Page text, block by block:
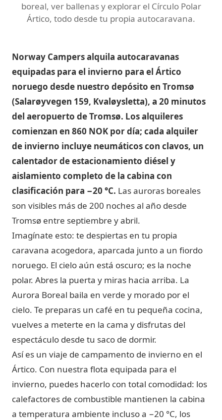
boreal, ver ballenas y explorar el Círculo Polar
Ártico, todo desde tu propia autocaravana.
Norway Campers alquila autocaravanas
equipadas para el invierno para el Ártico
noruego desde nuestro depósito en Tromsø
(Salarøyvegen 159, Kvaløysletta), a 20 minutos
del aeropuerto de Tromsø. Los alquileres
comienzan en 860 NOK por día; cada alquiler
de invierno incluye neumáticos con clavos, un
calentador de estacionamiento diésel y
aislamiento completo de la cabina con
clasificación para −20 °C. Las auroras boreales
son visibles más de 200 noches al año desde
Tromsø entre septiembre y abril.
Imagínate esto: te despiertas en tu propia
caravana acogedora, aparcada junto a un fiordo
noruego. El cielo aún está oscuro; es la noche
polar. Abres la puerta y miras hacia arriba. La
Aurora Boreal baila en verde y morado por el
cielo. Te preparas un café en tu pequeña cocina,
vuelves a meterte en la cama y disfrutas del
espectáculo desde tu saco de dormir.
Así es un viaje de campamento de invierno en el
Ártico. Con nuestra flota equipada para el
invierno, puedes hacerlo con total comodidad: los
calefactores de combustible mantienen la cabina
a temperatura ambiente incluso a −20 °C, los